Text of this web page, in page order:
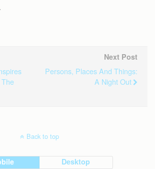
The
Next Post
Persons, Places And Things:
A Night Out
Back to top
Desktop